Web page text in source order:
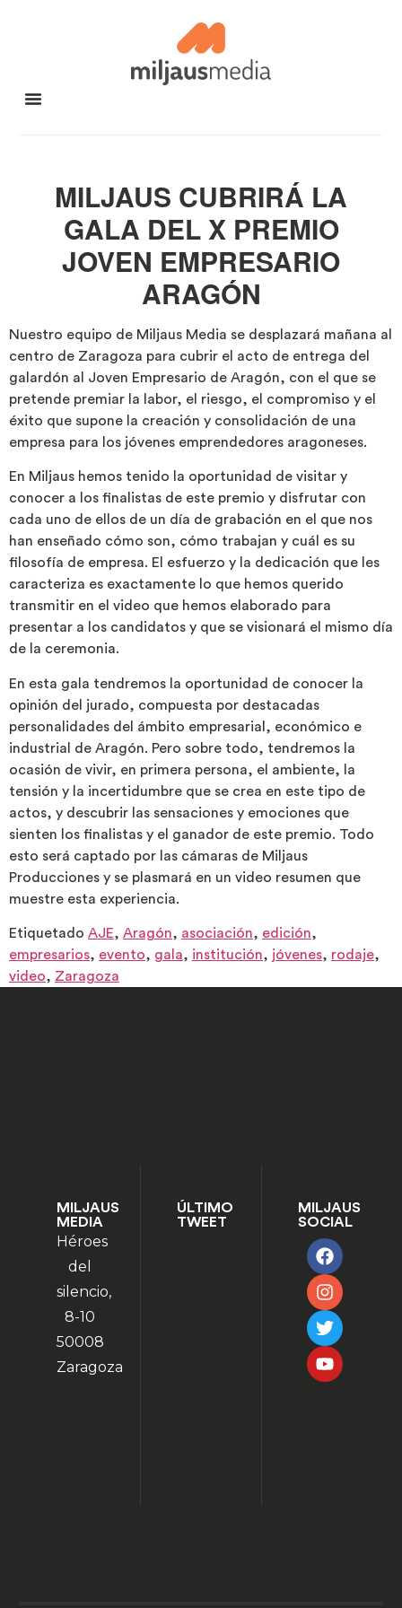
MILJAUS CUBRIRÁ LA
GALA DEL X PREMIO
JOVEN EMPRESARIO
ARAGÓN
Nuestro equipo de Miljaus Media se desplazará mañana al
centro de Zaragoza para cubrir el acto de entrega del
galardón al Joven Empresario de Aragón, con el que se
pretende premiar la labor, el riesgo, el compromiso y el
éxito que supone la creación y consolidación de una
empresa para los jóvenes emprendedores aragoneses.
En Miljaus hemos tenido la oportunidad de visitar y
conocer a los finalistas de este premio y disfrutar con
cada uno de ellos de un día de grabación en el que nos
han enseñado cómo son, cómo trabajan y cuál es su
filosofía de empresa. El esfuerzo y la dedicación que les
caracteriza es exactamente lo que hemos querido
transmitir en el video que hemos elaborado para
presentar a los candidatos y que se visionará el mismo día
de la ceremonia.
En esta gala tendremos la oportunidad de conocer la
opinión del jurado, compuesta por destacadas
personalidades del ámbito empresarial, económico e
industrial de Aragón. Pero sobre todo, tendremos la
ocasión de vivir, en primera persona, el ambiente, la
tensión y la incertidumbre que se crea en este tipo de
actos, y descubrir las sensaciones y emociones que
sienten los finalistas y el ganador de este premio. Todo
esto será captado por las cámaras de Miljaus
Producciones y se plasmará en un video resumen que
muestre esta experiencia.
Etiquetado AJE, Aragón, asociación, edición,
empresarios, evento, gala, institución, jóvenes, rodaje,
video, Zaragoza
MILJAUS
MEDIA
Héroes
del
silencio,
8-10
50008
Zaragoza
ÚLTIMO
TWEET
MILJAUS
SOCIAL